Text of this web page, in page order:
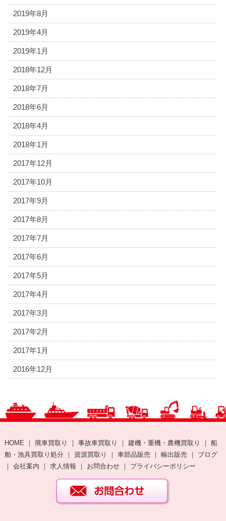
2019年8月
2019年4月
2019年1月
2018年12月
2018年7月
2018年6月
2018年4月
2018年1月
2017年12月
2017年10月
2017年9月
2017年8月
2017年7月
2017年6月
2017年5月
2017年4月
2017年3月
2017年2月
2017年1月
2016年12月
HOME ｜ 廃車買取り ｜ 事故車買取り ｜ 建機・重機・農機買取り ｜ 船
舶・漁具買取り処分 ｜ 資源買取り ｜ 車部品販売 ｜ 輸出販売 ｜ ブログ
｜ 会社案内 ｜ 求人情報 ｜ お問合わせ｜ プライバシーポリシー